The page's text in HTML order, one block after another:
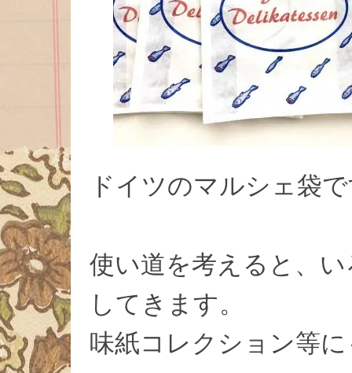
ドイツのマルシェ袋
使い道を考えると、
してきます。
味紙コレクション等